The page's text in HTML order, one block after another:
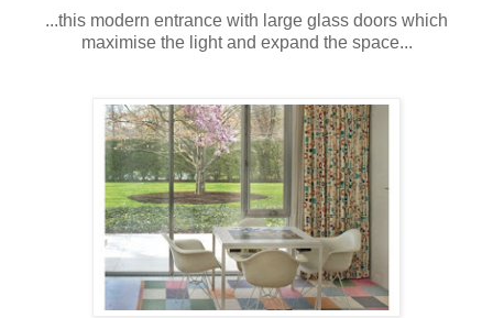
...this modern entrance with large glass doors which
maximise the light and expand the space...